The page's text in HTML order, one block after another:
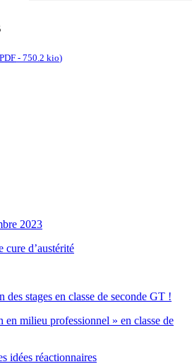
PDF - 750.2 kio)
2023
cure d’austérité
des stages en classe de seconde GT !
en milieu professionnel » en classe de
idées réactionnaires